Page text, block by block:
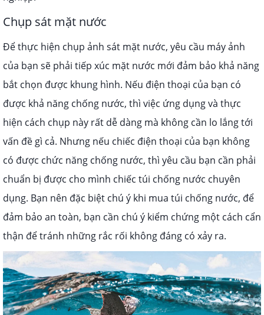
Chụp sát mặt nước
Để thực hiện chụp ảnh sát mặt nước, yêu cầu máy ảnh
của bạn sẽ phải tiếp xúc mặt nước mới đảm bảo khả năng
bắt chọn được khung hình. Nếu điện thoại của bạn có
được khả năng chống nước, thì việc ứng dụng và thực
hiện cách chụp này rất dễ dàng mà không cần lo lắng tới
vấn đề gì cả. Nhưng nếu chiếc điện thoại của bạn không
có được chức năng chống nước, thì yêu cầu bạn cần phải
chuẩn bị được cho mình chiếc túi chống nước chuyên
dụng. Bạn nên đặc biệt chú ý khi mua túi chống nước, để
đảm bảo an toàn, bạn cần chú ý kiểm chứng một cách cẩn
thận để tránh những rắc rối không đáng có xảy ra.